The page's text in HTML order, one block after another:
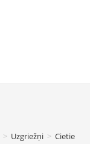
> Uzgriežņi > Cietie